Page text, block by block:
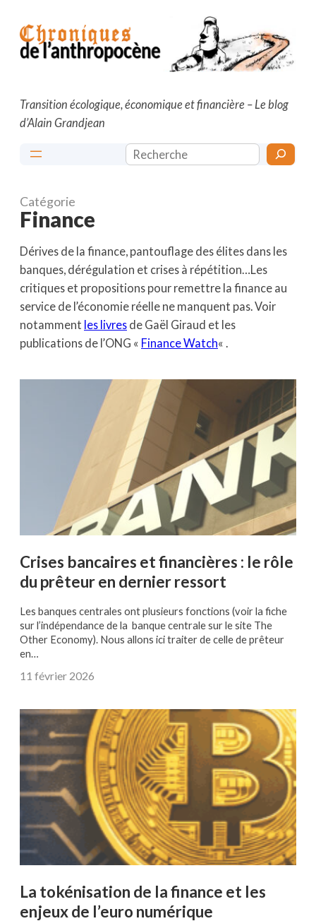
contenu
Transition écologique, économique et financière – Le blog
d’Alain Grandjean
Rechercher
Catégorie
Finance
Dérives de la finance, pantouflage des élites dans les
banques, dérégulation et crises à répétition…Les
critiques et propositions pour remettre la finance au
service de l’économie réelle ne manquent pas. Voir
notamment les livres de Gaël Giraud et les
publications de l’ONG « Finance Watch« .
Crises bancaires et financières : le rôle
du prêteur en dernier ressort
Les banques centrales ont plusieurs fonctions (voir la fiche
sur l’indépendance de la banque centrale sur le site The
Other Economy). Nous allons ici traiter de celle de prêteur
en…
11 février 2026
La tokénisation de la finance et les
enjeux de l’euro numérique